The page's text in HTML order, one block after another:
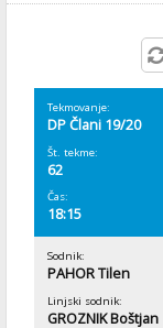
Tekmovanje:
DP Člani 19/20
Št. tekme:
62
Čas:
18:15
Sodnik:
PAHOR Tilen
Linjski sodnik:
GROZNIK Boštjan